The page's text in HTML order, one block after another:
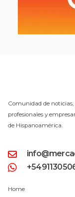
Comunidad de
profesionales y
de Hispanoamérica.
Home